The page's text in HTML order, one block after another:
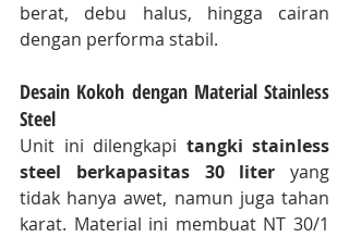
berat, debu halus, hingga cairan
dengan performa stabil.
Desain Kokoh dengan Material Stainless
Steel
Unit ini dilengkapi tangki stainless
steel berkapasitas 30 liter yang
tidak hanya awet, namun juga tahan
karat. Material ini membuat NT 30/1